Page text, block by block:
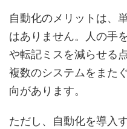
自動化のメリットは、
はありません。人の手
や転記ミスを減らせる
複数のシステムをまた
向があります。
ただし、自動化を導入